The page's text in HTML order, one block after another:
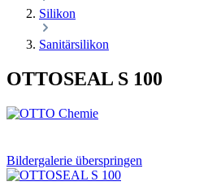
Silikon
Sanitärsilikon
OTTOSEAL S 100
Bildergalerie überspringen